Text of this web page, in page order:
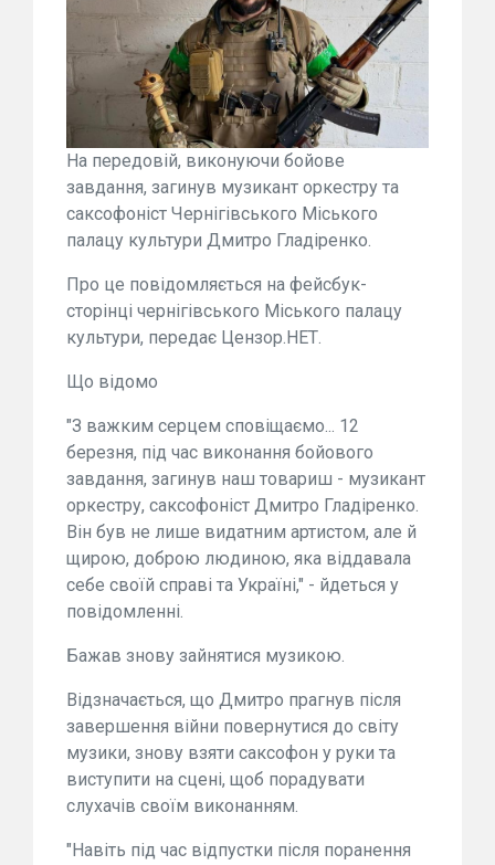
На передовій, виконуючи бойове
завдання, загинув музикант оркестру та
саксофоніст Чернігівського Міського
палацу культури Дмитро Гладіренко.
Про це повідомляється на фейсбук-
сторінці чернігівського Міського палацу
культури, передає Цензор.НЕТ.
Що відомо
"З важким серцем сповіщаємо... 12
березня, під час виконання бойового
завдання, загинув наш товариш - музикант
оркестру, саксофоніст Дмитро Гладіренко.
Він був не лише видатним артистом, але й
щирою, доброю людиною, яка віддавала
себе своїй справі та Україні," - йдеться у
повідомленні.
Бажав знову зайнятися музикою.
Відзначається, що Дмитро прагнув після
завершення війни повернутися до світу
музики, знову взяти саксофон у руки та
виступити на сцені, щоб порадувати
слухачів своїм виконанням.
"Навіть під час відпустки після поранення